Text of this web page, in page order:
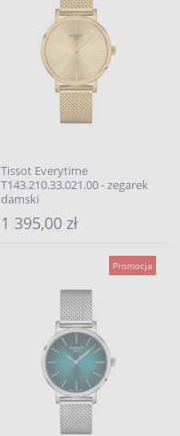
Tissot Everytime
T143.210.33.021.00 - zegarek
damski
1 395,00 zł
Promocja